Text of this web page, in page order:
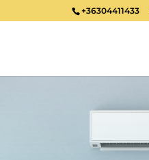
+36304411433